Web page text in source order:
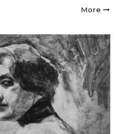
More